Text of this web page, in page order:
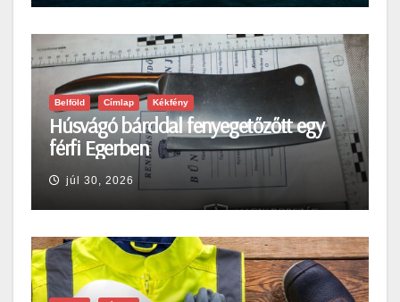
Belföld Címlap Kékfény
Húsvágó bárddal fenyegetőzőtt egy
férfi Egerben
júl 30, 2026